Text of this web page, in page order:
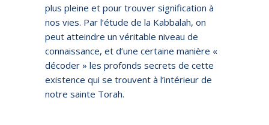
plus pleine et pour trouver signification à
nos vies. Par l’étude de la Kabbalah, on
peut atteindre un véritable niveau de
connaissance, et d’une certaine manière «
décoder » les profonds secrets de cette
existence qui se trouvent à l’intérieur de
notre sainte Torah.